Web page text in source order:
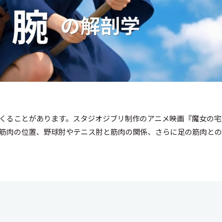
ることがあります。スタジオジブリ制作のアニメ映画『魔女の
肉の位置、野球肘やテニス肘と筋肉の関係、さらに足の筋肉と